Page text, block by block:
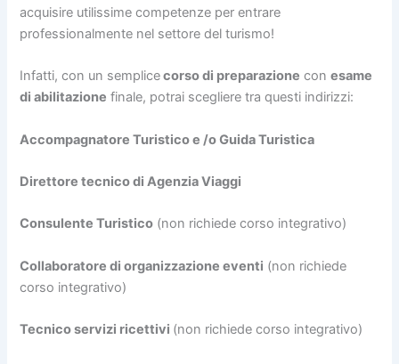
acquisire utilissime competenze per entrare
professionalmente nel settore del turismo!
Infatti, con un semplicecorso di preparazione conesame
di abilitazione finale, potrai scegliere tra questi indirizzi:
Accompagnatore Turistico e /o Guida Turistica
Direttore tecnico di Agenzia Viaggi
Consulente Turistico (non richiede corso integrativo)
Collaboratore di organizzazione eventi (non richiede
corso integrativo)
Tecnico servizi ricettivi (non richiede corso integrativo)